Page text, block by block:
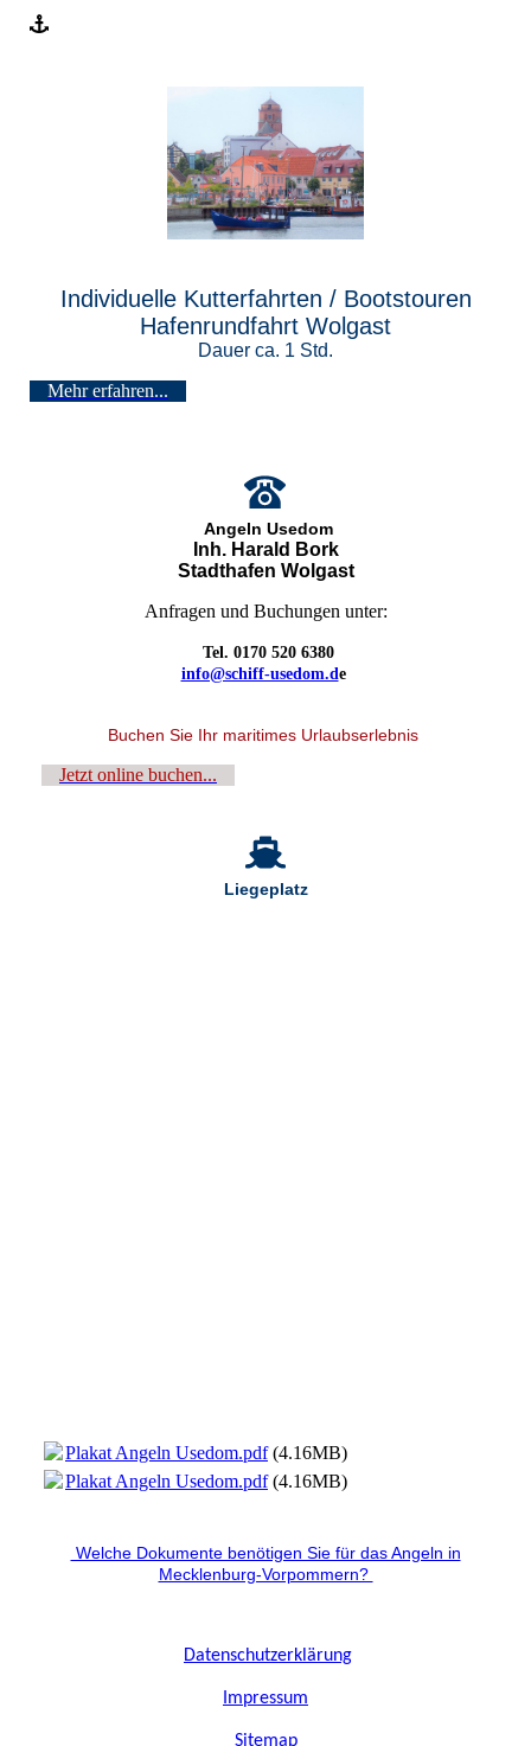
Individuelle Kutterfahrten / Bootstouren
Hafenrundfahrt Wolgast
Dauer ca. 1 Std.
Mehr erfahren...
Angeln Usedom
Inh. Harald Bork
Stadthafen Wolgast
Anfragen und Buchungen unter:
Tel. 0170 520 6380
info@schiff-usedom.d e
Buchen Sie Ihr maritimes Urlaubserlebnis
Jetzt online buchen...
Liegeplatz
Plakat Angeln Usedom.pdf(4.16MB)
Plakat Angeln Usedom.pdf(4.16MB)
Welche Dokumente benötigen Sie für das Angeln in
Mecklenburg-Vorpommern?
Datenschutzerklärung
mpressum
Sitemap